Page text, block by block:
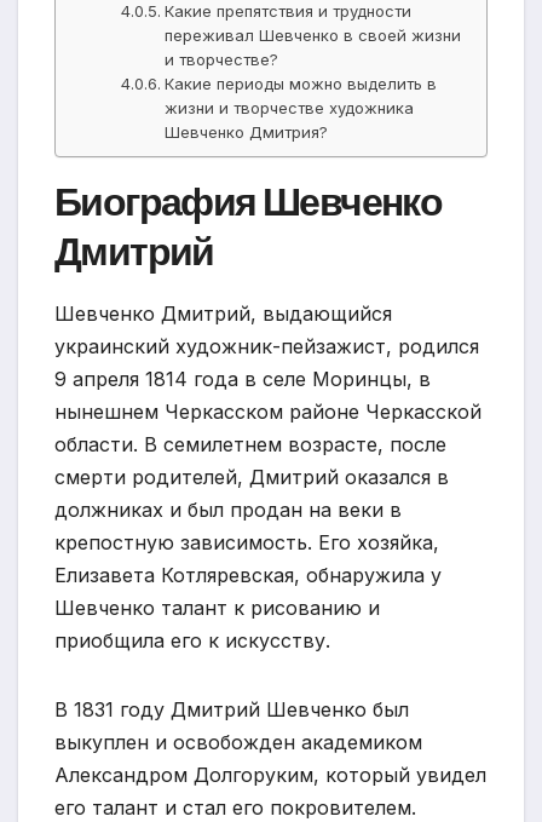
Какие препятствия и трудности
переживал Шевченко в своей жизни
и творчестве?
Какие периоды можно выделить в
жизни и творчестве художника
Шевченко Дмитрия?
Биография Шевченко
Дмитрий
Шевченко Дмитрий, выдающийся
украинский художник-пейзажист, родился
9 апреля 1814 года в селе Моринцы, в
нынешнем Черкасском районе Черкасской
области. В семилетнем возрасте, после
смерти родителей, Дмитрий оказался в
должниках и был продан на веки в
крепостную зависимость. Его хозяйка,
Елизавета Котляревская, обнаружила у
Шевченко талант к рисованию и
приобщила его к искусству.
В 1831 году Дмитрий Шевченко был
выкуплен и освобожден академиком
Александром Долгоруким, который увидел
его талант и стал его покровителем.